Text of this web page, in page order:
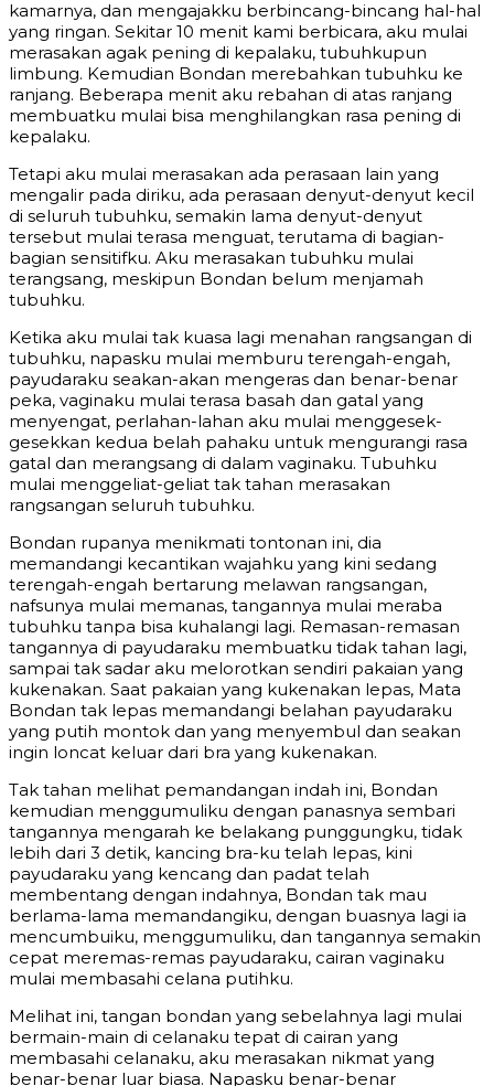
kamarnya, dan mengajakku berbincang-bincang hal-hal
yang ringan. Sekitar 10 menit kami berbicara, aku mulai
merasakan agak pening di kepalaku, tubuhkupun
limbung. Kemudian Bondan merebahkan tubuhku ke
ranjang. Beberapa menit aku rebahan di atas ranjang
membuatku mulai bisa menghilangkan rasa pening di
kepalaku.
Tetapi aku mulai merasakan ada perasaan lain yang
mengalir pada diriku, ada perasaan denyut-denyut kecil
di seluruh tubuhku, semakin lama denyut-denyut
tersebut mulai terasa menguat, terutama di bagian-
bagian sensitifku. Aku merasakan tubuhku mulai
terangsang, meskipun Bondan belum menjamah
tubuhku.
Ketika aku mulai tak kuasa lagi menahan rangsangan di
tubuhku, napasku mulai memburu terengah-engah,
payudaraku seakan-akan mengeras dan benar-benar
peka, vaginaku mulai terasa basah dan gatal yang
menyengat, perlahan-lahan aku mulai menggesek-
gesekkan kedua belah pahaku untuk mengurangi rasa
gatal dan merangsang di dalam vaginaku. Tubuhku
mulai menggeliat-geliat tak tahan merasakan
rangsangan seluruh tubuhku.
Bondan rupanya menikmati tontonan ini, dia
memandangi kecantikan wajahku yang kini sedang
terengah-engah bertarung melawan rangsangan,
nafsunya mulai memanas, tangannya mulai meraba
tubuhku tanpa bisa kuhalangi lagi. Remasan-remasan
tangannya di payudaraku membuatku tidak tahan lagi,
sampai tak sadar aku melorotkan sendiri pakaian yang
kukenakan. Saat pakaian yang kukenakan lepas, Mata
Bondan tak lepas memandangi belahan payudaraku
yang putih montok dan yang menyembul dan seakan
ingin loncat keluar dari bra yang kukenakan.
Tak tahan melihat pemandangan indah ini, Bondan
kemudian menggumuliku dengan panasnya sembari
tangannya mengarah ke belakang punggungku, tidak
lebih dari 3 detik, kancing bra-ku telah lepas, kini
payudaraku yang kencang dan padat telah
membentang dengan indahnya, Bondan tak mau
berlama-lama memandangiku, dengan buasnya lagi ia
mencumbuiku, menggumuliku, dan tangannya semakin
cepat meremas-remas payudaraku, cairan vaginaku
mulai membasahi celana putihku.
Melihat ini, tangan bondan yang sebelahnya lagi mulai
bermain-main di celanaku tepat di cairan yang
membasahi celanaku, aku merasakan nikmat yang
benar-benar luar biasa. Napasku benar-benar